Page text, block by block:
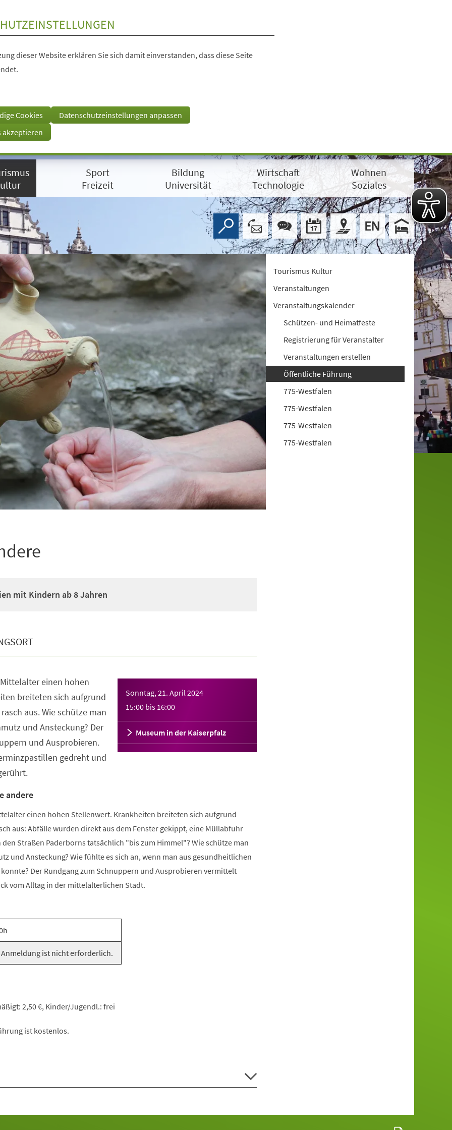
dieser Website erklären Sie sich damit einverstanden, dass diese Seite
Cookies
Datenschutzeinstellungen anpassen
akzeptieren
Sport
Freizeit
Bildung
Universität
Wirtschaft
Technologie
Wohnen
Soziales
mit Kindern ab 8 Jahren
Sonntag, 21. April 2024
15:00 bis 16:00
Museum in der Kaiserpfalz
einen hohen
breiteten sich aufgrund
aus. Wie schütze man
und Ansteckung? Der
und Ausprobieren.
gedreht und
andere
einen hohen Stellenwert. Krankheiten breiteten sich aufgrund
aus: Abfälle wurden direkt aus dem Fenster gekippt, eine Müllabfuhr
den Straßen Paderborns tatsächlich "bis zum Himmel"? Wie schütze man
und Ansteckung? Wie fühlte es sich an, wenn man aus gesundheitlichen
Der Rundgang zum Schnuppern und Ausprobieren vermittelt
vom Alltag in der mittelalterlichen Stadt.
Anmeldung ist nicht erforderlich.
2,50 €, Kinder/Jugendl.: frei
ist kostenlos.
Tourismus Kultur
Veranstaltungen
Veranstaltungskalender
Schützen- und Heimatfeste
Registrierung für Veranstalter
Veranstaltungen erstellen
Öffentliche Führung
775-Westfalen
775-Westfalen
775-Westfalen
775-Westfalen